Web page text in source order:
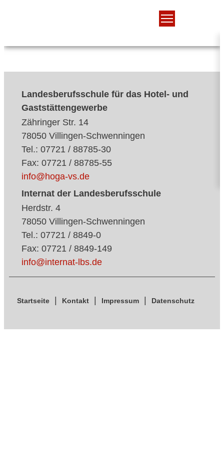
Landesberufsschule für das Hotel- und
Gaststättengewerbe
Zähringer Str. 14
78050 Villingen-Schwenningen
Tel.: 07721 / 88785-30
Fax: 07721 / 88785-55
info@hoga-vs.de
Internat der Landesberufsschule
Herdstr. 4
78050 Villingen-Schwenningen
Tel.: 07721 / 8849-0
Fax: 07721 / 8849-149
info@internat-lbs.de
Startseite Kontakt Impressum Datenschutz